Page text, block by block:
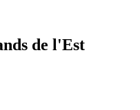
de l'Est